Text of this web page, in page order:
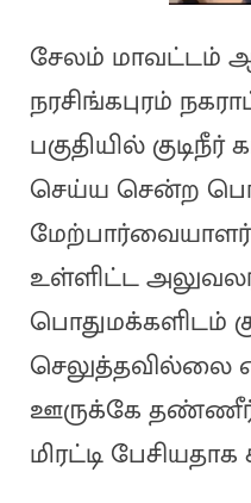
சேலம் மாவட்டம்
நரசிங்கபுரம்
பகுதியில்
செய்ய சென்ற
உள்ளிட்ட
பொதுமக்களிடம்
ஊருக்கே தண்ணீர்
மிரட்டி பேசியதாக